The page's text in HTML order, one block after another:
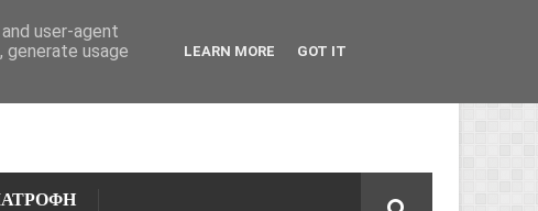
user-agent
usage
LEARN MORE GOT IT